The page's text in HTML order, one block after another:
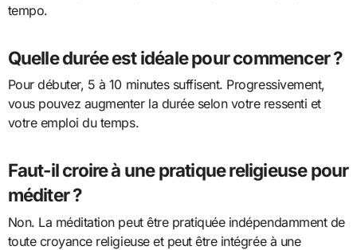
tempo.
Quelle durée est idéale pour commencer ?
Pour débuter, 5 à 10 minutes suffisent. Progressivement,
vous pouvez augmenter la durée selon votre ressenti et
votre emploi du temps.
Faut-il croire à une pratique religieuse pour
méditer ?
Non. La méditation peut être pratiquée indépendamment de
toute croyance religieuse et peut être intégrée à une